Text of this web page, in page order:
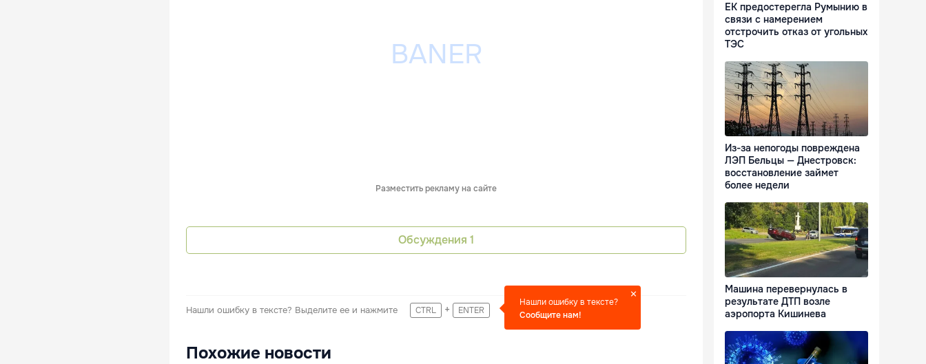
Разместить рекламу на сайте
Обсуждения 1
Нашли ошибку в тексте? Выделите ее и нажмите CTRL + ENTER
Нашли ошибку в тексте?
Сообщите нам!
Похожие новости
ЕК предостерегла Румынию в
связи с намерением
отстрочить отказ от угольных
ТЭС
Из-за непогоды повреждена
ЛЭП Бельцы — Днестровск:
восстановление займет
более недели
Машина перевернулась в
результате ДТП возле
аэропорта Кишинева